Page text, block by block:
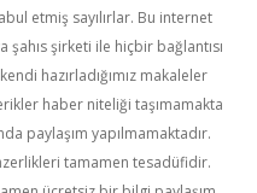
etmiş sayılırlar. Bu internet
şirketi ile hiçbir bağlantısı
hazırladığımız makaleler
haber niteliği taşımamakta
paylaşım yapılmamaktadır.
tamamen tesadüfidir.